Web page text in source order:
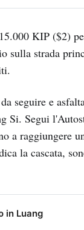
discover a
bright KIP ($2)
sulla strada
seguire e
Si. Segui
a raggiungere
la cascata,
in Luang